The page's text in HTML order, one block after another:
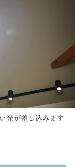
光が差し込みます